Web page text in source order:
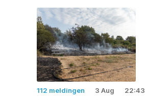
112 meldingen 3 Aug 22:43